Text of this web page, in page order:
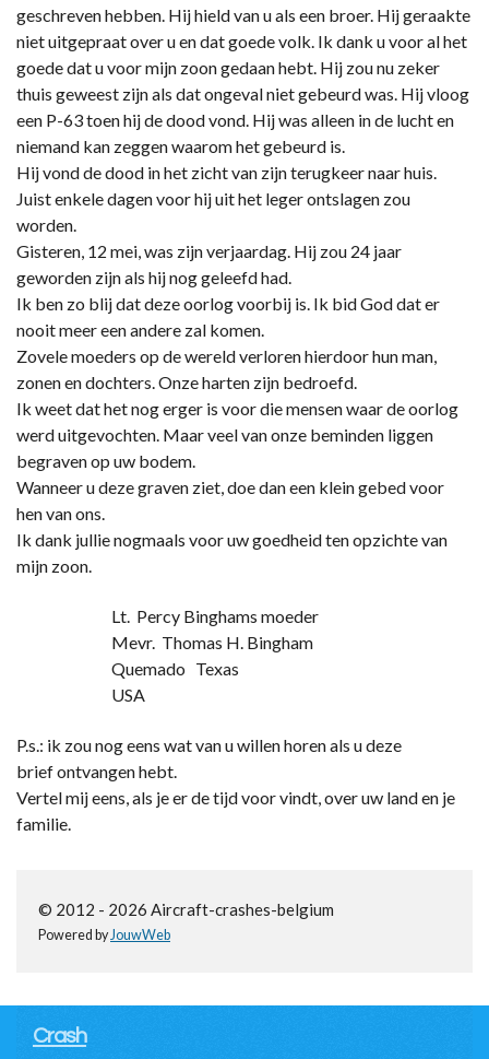
geschreven hebben. Hij hield van u als een broer. Hij geraakte
niet uitgepraat over u en dat goede volk. Ik dank u voor al het
goede dat u voor mijn zoon gedaan hebt. Hij zou nu zeker
thuis geweest zijn als dat ongeval niet gebeurd was. Hij vloog
een P-63 toen hij de dood vond. Hij was alleen in de lucht en
niemand kan zeggen waarom het gebeurd is.
Hij vond de dood in het zicht van zijn terugkeer naar huis.
Juist enkele dagen voor hij uit het leger ontslagen zou
worden.
Gisteren, 12 mei, was zijn verjaardag. Hij zou 24 jaar
geworden zijn als hij nog geleefd had.
Ik ben zo blij dat deze oorlog voorbij is. Ik bid God dat er
nooit meer een andere zal komen.
Zovele moeders op de wereld verloren hierdoor hun man,
zonen en dochters. Onze harten zijn bedroefd.
Ik weet dat het nog erger is voor die mensen waar de oorlog
werd uitgevochten. Maar veel van onze beminden liggen
begraven op uw bodem.
Wanneer u deze graven ziet, doe dan een klein gebed voor
hen van ons.
Ik dank jullie nogmaals voor uw goedheid ten opzichte van
mijn zoon.
Lt. Percy Binghams moeder
Mevr. Thomas H. Bingham
Quemado Texas
USA
P.s.: ik zou nog eens wat van u willen horen als u deze
brief ontvangen hebt.
Vertel mij eens, als je er de tijd voor vindt, over uw land en je
familie.
© 2012 - 2026 Aircraft-crashes-belgium
Powered by JouwWeb
Crash